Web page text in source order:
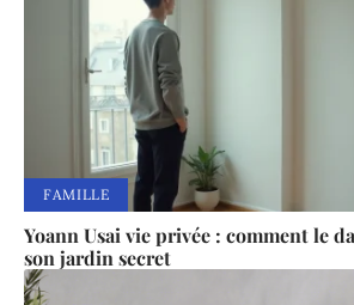
FAMILLE
Yoann Usai vie privée : comment le
son jardin secret